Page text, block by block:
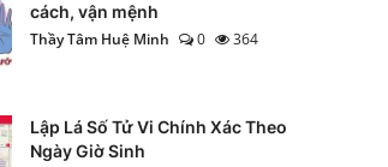
cách, vận mệnh
Thầy Tâm Huệ Minh
0 364
Lập Lá Số Tử Vi Chính Xác Theo
Ngày Giờ Sinh